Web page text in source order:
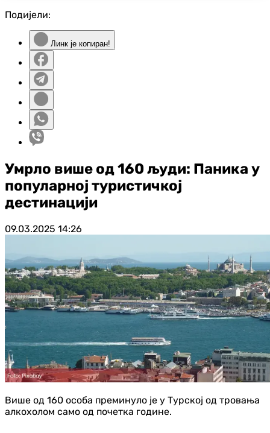
Подијели:
Линк је копиран!
Умрло више од 160 људи: Паника у
популарној туристичкој
дестинацији
09.03.2025 14:26
Више од 160 особа преминуло је у Турској од тровања
алкохолом само од почетка године.